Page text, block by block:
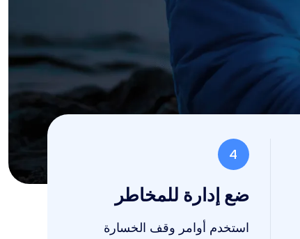
4
ضع إدارة للمخاطر
استخدم أوامر وقف الخسارة